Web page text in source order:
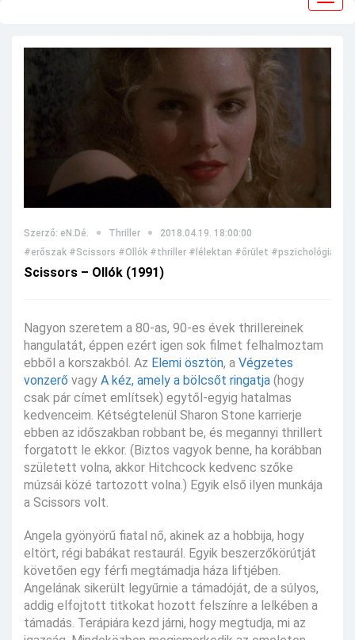
Szerző: eN.Dé. Thriller
2018.04.19. 18:00:00
#erőszak #Scissors #Ollók #thriller #lélektan #őrület #pszichológia
Scissors – Ollók (1991)
Nagyon szeretem a 80-as, 90-es évek thrillereinek
hangulatát, éppen ezért igen sok filmet felhalmoztam
ebből a korszakból. Az Elemi ösztön, a Végzetes
vonzerő vagy A kéz, amely a bölcsőt ringatja (hogy
csak pár címet említsek) egytől-egyig hatalmas
kedvenceim. Kétségtelenül Sharon Stone karrierje
ebben az időszakban robbant be, és megannyi thrillert
forgatott le ekkor. (Biztos vagyok benne, ha korábban
született volna, akkor Hitchcock kedvenc szőke
múzsái közé tartozott volna.) Egyik első ilyen munkája
a Scissors volt.
Angela gyönyörű fiatal nő, akinek az a hobbija, hogy
eltört, régi babákat restaurál. Egyik beszerzőkörútját
követően egy férfi megtámadja háza liftjében.
Angelának sikerült legyűrnie a támadóját, de a súlyos,
addig elfojtott titkokat hozott felszínre a lelkében a
támadás. Terápiára kezd járni, hogy megtudja, mi az